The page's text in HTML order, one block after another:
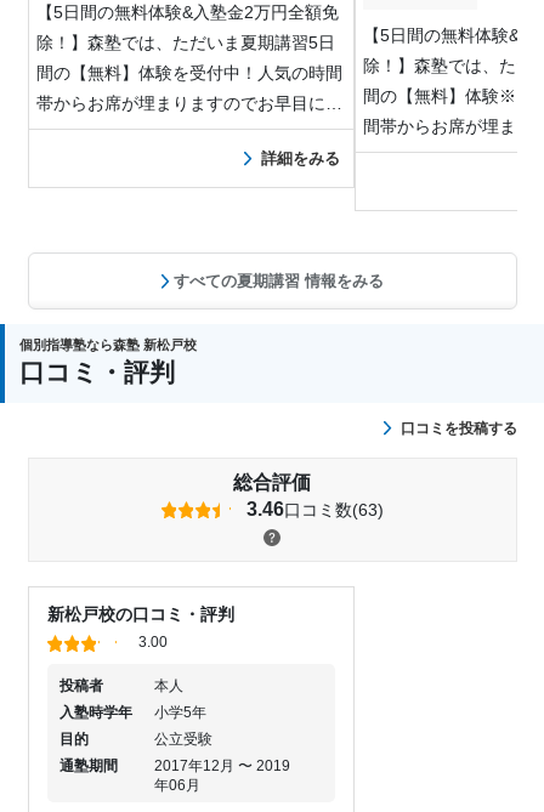
【5日間の無料体験&入塾金2万円全額免
除！】森塾では、ただいま夏期講習5日
間の【無料】体験を受付中！人気の時間
帯からお席が埋まりますのでお早目にお
問…
詳細をみる
【5日間の無料体験&
除！】森塾では、ただ
間の【無料】体験※を
間帯からお席が埋まり
お…
すべての夏期講習 情報をみる
個別指導塾なら森塾 新松戸校
口コミ・評判
口コミを投稿する
総合評価
3.46口コミ数(63)
新松戸校の口コミ・評判
3.00
投稿者
本人
入塾時学年
小学5年
目的
公立受験
通塾期間
2017年12月 〜 2019
年06月